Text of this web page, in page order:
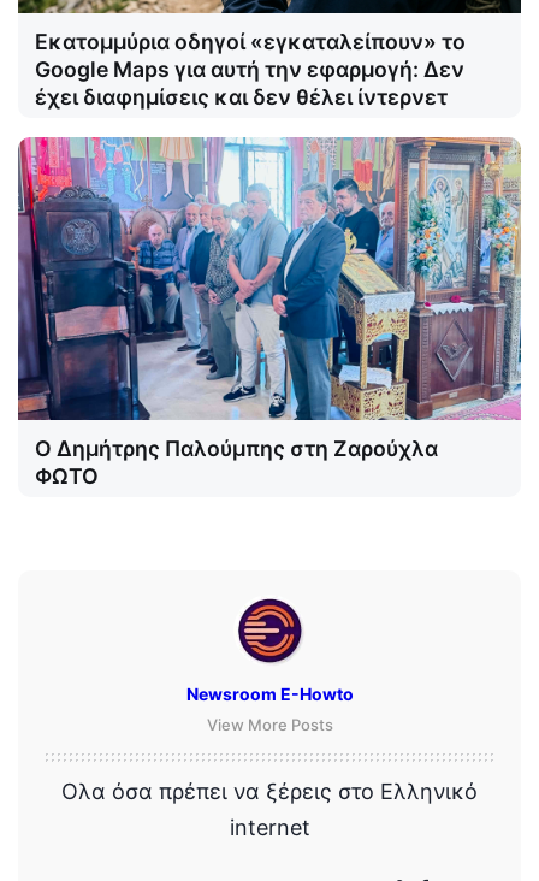
Εκατομμύρια οδηγοί «εγκαταλείπουν» το
Google Maps για αυτή την εφαρμογή: Δεν
έχει διαφημίσεις και δεν θέλει ίντερνετ
Ο Δημήτρης Παλούμπης στη Ζαρούχλα
ΦΩΤΟ
Newsroom E-Howto
View More Posts
Ολα όσα πρέπει να ξέρεις στο Ελληνικό
internet